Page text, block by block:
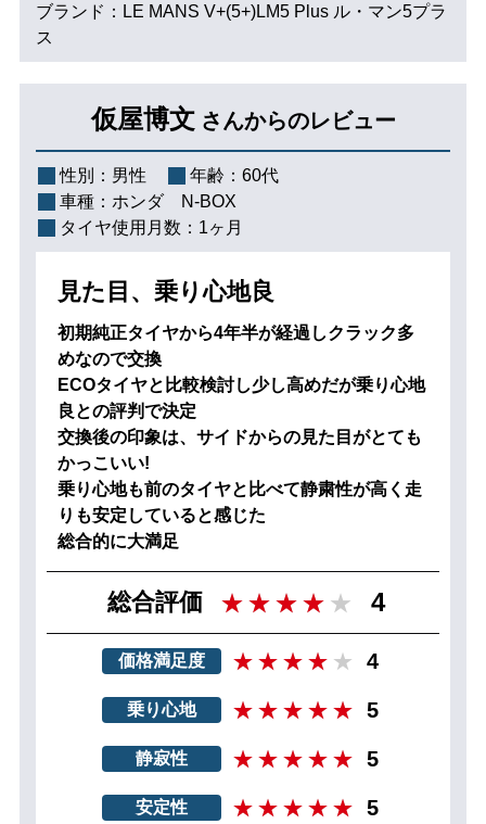
ブランド：LE MANS V+(5+)LM5 Plus ル・マン5プラ
ス
仮屋博文 さんからのレビュー
性別： 男性 年齢： 60代
車種： ホンダ N-BOX
タイヤ使用月数： 1ヶ月
見た目、乗り心地良
初期純正タイヤから4年半が経過しクラック多
めなので交換
ECOタイヤと比較検討し少し高めだが乗り心地
良との評判で決定
交換後の印象は、サイドからの見た目がとても
かっこいい!
乗り心地も前のタイヤと比べて静粛性が高く走
りも安定していると感じた
総合的に大満足
総合評価 4
価格満足度 4
乗り心地 5
静寂性 5
安定性 5